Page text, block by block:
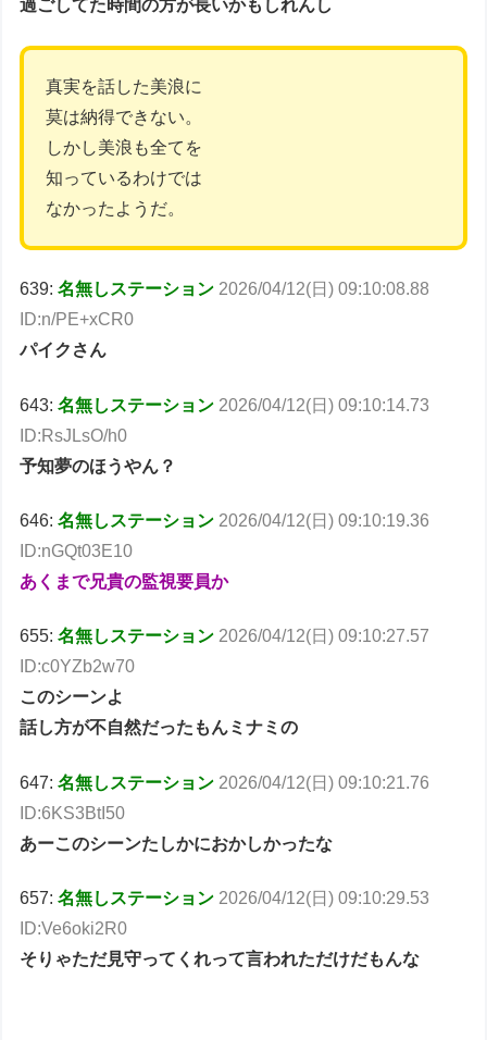
過ごしてた時間の方が長いかもしれんし
真実を話した美浪に
莫は納得できない。
しかし美浪も全てを
知っているわけでは
なかったようだ。
639:名無しステーション 2026/04/12(日) 09:10:08.88
ID:n/PE+xCR0
パイクさん
643:名無しステーション 2026/04/12(日) 09:10:14.73
ID:RsJLsO/h0
予知夢のほうやん？
646:名無しステーション 2026/04/12(日) 09:10:19.36
ID:nGQt03E10
あくまで兄貴の監視要員か
655:名無しステーション 2026/04/12(日) 09:10:27.57
ID:c0YZb2w70
このシーンよ
話し方が不自然だったもんミナミの
647:名無しステーション 2026/04/12(日) 09:10:21.76
ID:6KS3BtI50
あーこのシーンたしかにおかしかったな
657:名無しステーション 2026/04/12(日) 09:10:29.53
ID:Ve6oki2R0
そりゃただ見守ってくれって言われただけだもんな